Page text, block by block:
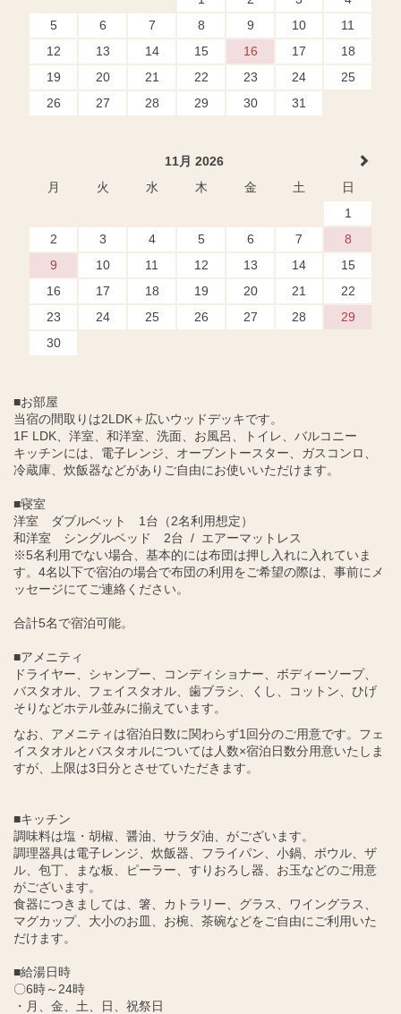
5
6 7 8 9 10
11
12
13 14 15 16 17
18
19
20 21 22 23 24
25
26
27 28 29 30 31
11月 2026
月
火 水 木 金 土
日
1
2
3 4 5 6 7
8
9
10 11 12 13 14
15
16
17 18 19 20 21
22
23
24 25 26 27 28
29
30
■お部屋
当宿の間取りは2LDK＋広いウッドデッキです。
1F LDK、洋室、和洋室、洗面、お風呂、トイレ、バルコニー
キッチンには、電子レンジ、オーブントースター、ガスコンロ、
冷蔵庫、炊飯器などがありご自由にお使いいただけます。
■寝室
洋室 ダブルベット 1台（2名利用想定）
和洋室 シングルベッド 2台 / エアーマットレス
※5名利用でない場合、基本的には布団は押し入れに入れていま
す。4名以下で宿泊の場合で布団の利用をご希望の際は、事前にメ
ッセージにてご連絡ください。
合計5名で宿泊可能。
■アメニティ
ドライヤー、シャンプー、コンディショナー、ボディーソープ、
バスタオル、フェイスタオル、歯ブラシ、くし、コットン、ひげ
そりなどホテル並みに揃えています。
なお、アメニティは宿泊日数に関わらず1回分のご用意です。フェ
イスタオルとバスタオルについては人数×宿泊日数分用意いたしま
すが、上限は3日分とさせていただきます。
■キッチン
調味料は塩・胡椒、醤油、サラダ油、がございます。
調理器具は電子レンジ、炊飯器、フライパン、小鍋、ボウル、ザ
ル、包丁、まな板、ピーラー、すりおろし器、お玉などのご用意
がございます。
食器につきましては、箸、カトラリー、グラス、ワイングラス、
マグカップ、大小のお皿、お椀、茶碗などをご自由にご利用いた
だけます。
■給湯日時
〇6時～24時
・月、金、土、日、祝祭日